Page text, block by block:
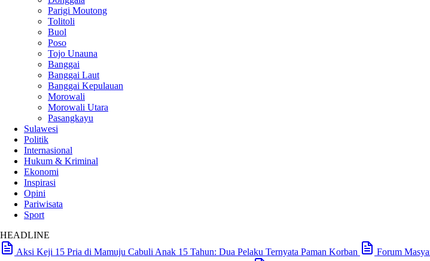
Parigi Moutong
Tolitoli
Buol
Poso
Tojo Unauna
Banggai
Banggai Laut
Banggai Kepulauan
Morowali
Morowali Utara
Pasangkayu
Sulawesi
Politik
Internasional
Hukum & Kriminal
Ekonomi
Inspirasi
Opini
Pariwisata
Sport
HEADLINE
Aksi Keji 15 Pria di Mamuju Cabuli Anak 15 Tahun: Dua Pelaku Ternyata Paman Korban
Forum